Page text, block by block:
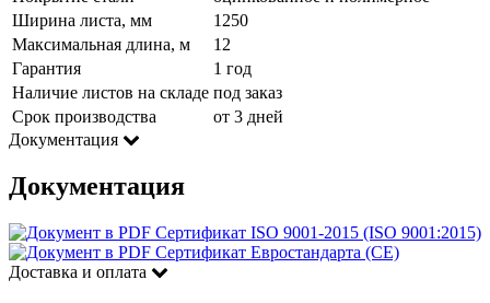
Ширина листа, мм
1250
Максимальная длина, м
12
Гарантия
1 год
Наличие листов на складе под заказ
Срок производства
от 3 дней
Документация
Документация
Сертификат ISO 9001-2015 (ISO 9001:2015)
Сертификат Евростандарта (CE)
Доставка и оплата